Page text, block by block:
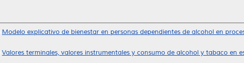
Modelo explicativo de bienestar en personas dependientes de alcohol en
Valores terminales, valores instrumentales y consumo de alcohol y tabaco en